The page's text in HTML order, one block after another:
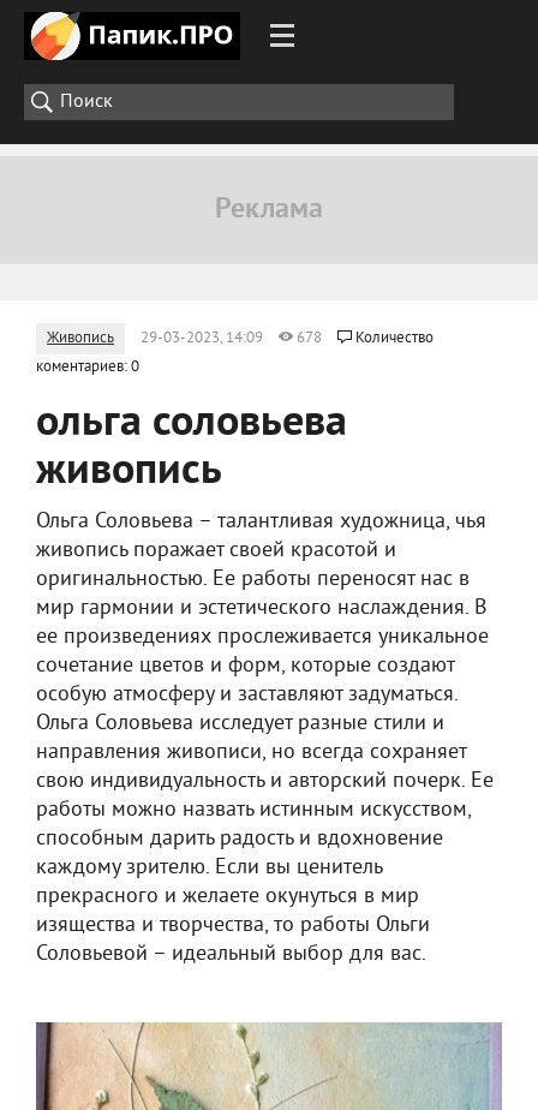
Живопись 29-03-2023, 14:09 678
Количество
коментариев: 0
ольга соловьева
живопись
Ольга Соловьева – талантливая художница, чья
живопись поражает своей красотой и
оригинальностью. Ее работы переносят нас в
мир гармонии и эстетического наслаждения. В
ее произведениях прослеживается уникальное
сочетание цветов и форм, которые создают
особую атмосферу и заставляют задуматься.
Ольга Соловьева исследует разные стили и
направления живописи, но всегда сохраняет
свою индивидуальность и авторский почерк. Ее
работы можно назвать истинным искусством,
способным дарить радость и вдохновение
каждому зрителю. Если вы ценитель
прекрасного и желаете окунуться в мир
изящества и творчества, то работы Ольги
Соловьевой – идеальный выбор для вас.